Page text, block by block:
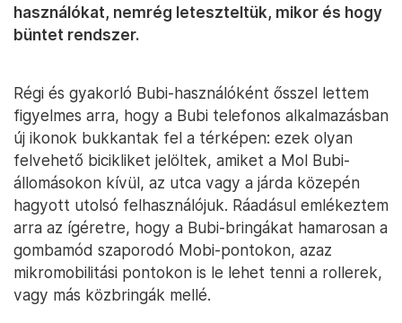
használókat, nemrég leteszteltük, mikor és hogy
büntet rendszer.
Régi és gyakorló Bubi-használóként ősszel lettem
figyelmes arra, hogy a Bubi telefonos alkalmazásban
új ikonok bukkantak fel a térképen: ezek olyan
felvehető bicikliket jelöltek, amiket a Mol Bubi-
állomásokon kívül, az utca vagy a járda közepén
hagyott utolsó felhasználójuk. Ráadásul emlékeztem
arra az ígéretre, hogy a Bubi-bringákat hamarosan a
gombamód szaporodó Mobi-pontokon, azaz
mikromobilitási pontokon is le lehet tenni a rollerek,
vagy más közbringák mellé.